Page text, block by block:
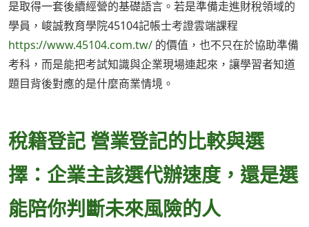
是取得一套後續經營的基礎語言。若是準備走進財稅領域的
學員，峻誠教育學院45104記帳士考證雲端課程
https://www.45104.com.tw/ 的價值，也不只在於協助準備
考科，而是能把考試知識與企業現場連起來，讓學習者知道
題目背後對應的是什麼商業情境。
稅籍登記 營業登記的比較與選
擇：企業主該選代辦速度，還是選
能陪你判斷未來風險的人